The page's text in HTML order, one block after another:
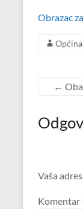
Obrazac
←
Vaša
Komentar